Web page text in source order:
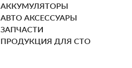
АККУМУЛЯТОРЫ
АВТО АКСЕССУАРЫ
ЗАПЧАСТИ
ПРОДУКЦИЯ ДЛЯ СТО